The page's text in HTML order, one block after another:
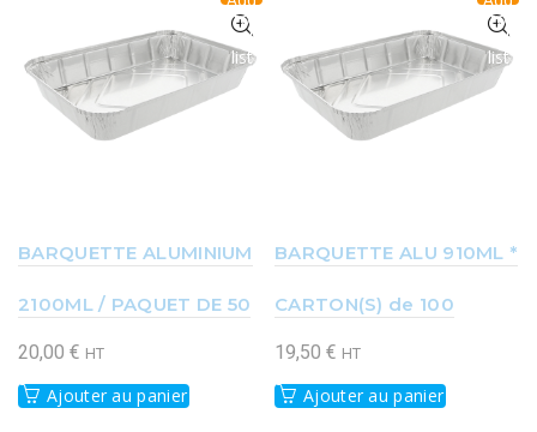
to
wish
list
BARQUETTE ALUMINIUM
2100ML / PAQUET DE 50
20,00 € HT
Ajouter au panier
to
wish
list
BARQUETTE ALU 910ML *
CARTON(S) de 100
19,50 € HT
Ajouter au panier